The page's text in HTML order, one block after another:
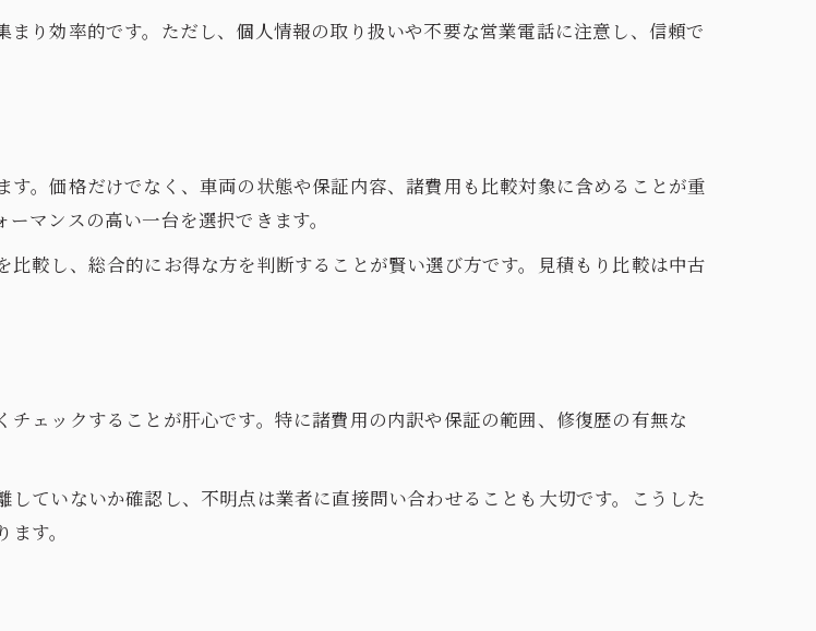
り効率的です。ただし、個人情報の取り扱いや不要な営業電話に注意し、信頼で
。価格だけでなく、車両の状態や保証内容、諸費用も比較対象に含めることが重
マンスの高い一台を選択できます。
較し、総合的にお得な方を判断することが賢い選び方です。見積もり比較は中古
ェックすることが肝心です。特に諸費用の内訳や保証の範囲、修復歴の有無な
ていないか確認し、不明点は業者に直接問い合わせることも大切です。こうした
す。